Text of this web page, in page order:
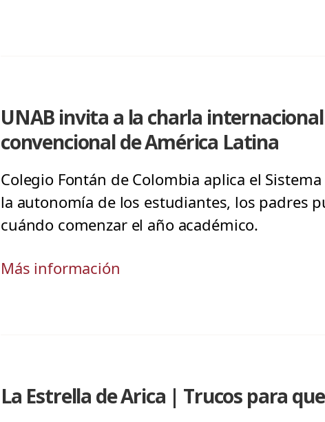
UNAB invita a la charla
convencional de América Latina
Colegio Fontán de Colombia aplica el
la autonomía de los estudiantes, los padres
cuándo comenzar el año académico.
Más información
La Estrella de Arica | Trucos para